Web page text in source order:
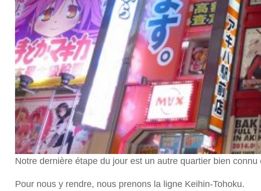
Notre dernière étape du jour est un autre quartier bien connu
Pour nous y rendre, nous prenons la ligne Keihin-Tohoku.